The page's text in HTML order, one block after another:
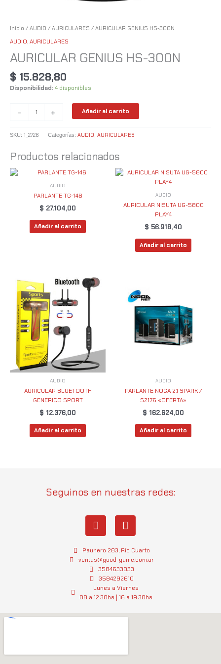
Inicio / AUDIO / AURICULARES / AURICULAR GENIUS HS-300N
AUDIO,AURICULARES
AURICULAR GENIUS HS-300N
$ 15.828,80
Disponibilidad:4 disponibles
- + Añadir al carrito
SKU: 1_2726 Categorías: AUDIO AURICULARES
Productos relacionados
AUDIO
PARLANTE TG-146
$ 27.104,00
Añadir al carrito
AUDIO
AURICULAR NISUTA UG-580C
PLAY4
$ 56.918,40
Añadir al carrito
AUDIO
AURICULAR BLUETOOTH
GENERICO SPORT
$ 12.376,00
Añadir al carrito
AUDIO
PARLANTE NOGA 2.1 SPARK /
S2176 «OFERTA»
$ 162.624,00
Añadir al carrito
Seguinos en nuestras redes:
I
n
t
a
g
r
a
m
W
h
t
s
a
p
p
Paunero 283, Río Cuarto
ventas@good-game.com.ar
3584633033
3584292610
Lunes a Viernes
08 a 12:30hs | 16 a 19:30hs